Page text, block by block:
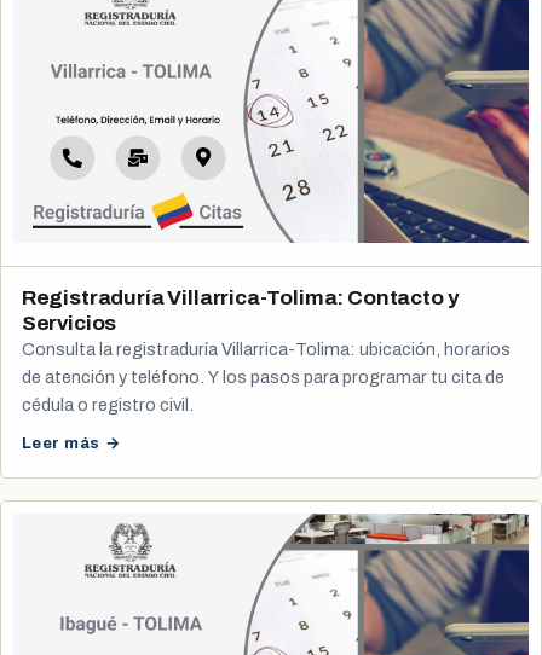
Registraduría Villarrica-Tolima: Contacto y
Servicios
Consulta la registraduría Villarrica-Tolima: ubicación, horarios
de atención y teléfono. Y los pasos para programar tu cita de
cédula o registro civil.
Leer más →